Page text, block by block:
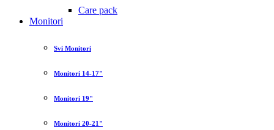
Care pack
Monitori
Svi Monitori
Monitori 14-17"
Monitori 19"
Monitori 20-21"